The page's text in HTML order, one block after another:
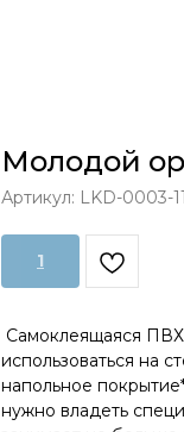
Молодой
Артикул: LKD-0003-11
1
Самоклеящаяся ПВХ
использоваться на
напольное
нужно владеть